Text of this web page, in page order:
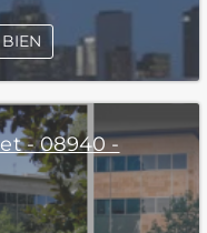
- 08940 -